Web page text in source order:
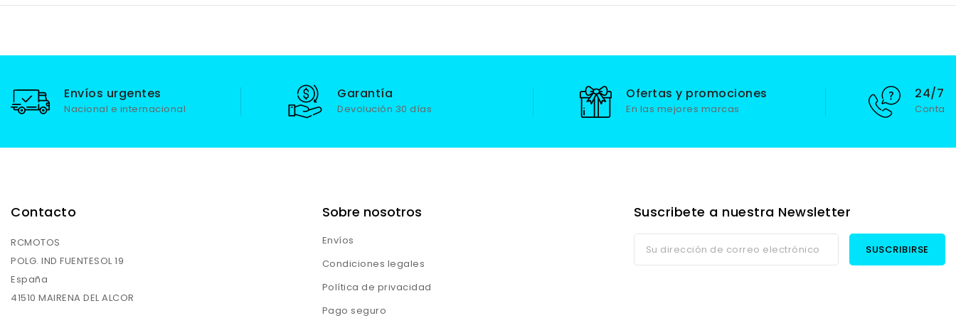
Envíos urgentes
Nacional e internacional
Garantía
Devolución 30 días
Ofertas y promociones
En las mejores marcas
24/7
Contacto
RCMOTOS
POLG. IND FUENTESOL 19
España
41510 MAIRENA DEL ALCOR
Sobre nosotros
Envíos
Condiciones legales
Política de privacidad
Pago seguro
Suscribete a nuestra Newsletter